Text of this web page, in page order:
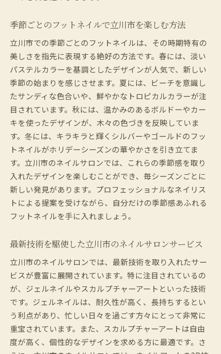
季節ごとのフットネイルで立川市を楽しむ方法
立川市での季節ごとのフットネイルは、その時期特有の
美しさを指先に表現する絶好の方法です。春には、淡い
パステルカラーを基調としたデザインが人気で、新しい
季節の始まりを感じさせます。夏には、ビーチを意識し
たサンディな色合いや、鮮やかなトロピカルカラーが注
目されています。秋には、温かみのあるボルドーやカー
キを使ったデザインが、木々の色づきを反映していま
す。冬には、キラキラと輝くシルバーやゴールドのフッ
トネイルがホリデーシーズンの華やかさを引き立てま
す。立川市のネイルサロンでは、これらの季節感を取り
入れたデザインを楽しむことができ、毎シーズンごとに
新しい発見があります。プロフェッショナルなネイリス
トによる提案を受けながら、自分だけの季節感あふれる
フットネイルを手に入れましょう。
最新技術を駆使した立川市のネイルサロンサービス
立川市のネイルサロンでは、最新技術を取り入れたサー
ビスが豊富に展開されています。特に注目されているの
が、ジェルネイルやスカルプチャーアートといった技術
です。ジェルネイルは、耐久性が高く、長持ちするとい
う利点があり、忙しい日々を過ごす方々にとって非常に
重宝されています。また、スカルプチャーアートは自由
度が高く、個性的なデザインを求める方に最適です。さ